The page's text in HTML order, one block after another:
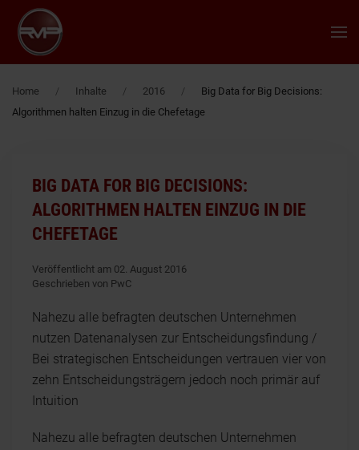
Zum Hauptinhalt springen
Home Inhalte 2016
Big Data for Big Decisions:
Algorithmen halten Einzug in die Chefetage
BIG DATA FOR BIG DECISIONS:
ALGORITHMEN HALTEN EINZUG IN DIE
CHEFETAGE
Veröffentlicht am 02. August 2016
Geschrieben von PwC
Nahezu alle befragten deutschen Unternehmen
nutzen Datenanalysen zur Entscheidungsfindung /
Bei strategischen Entscheidungen vertrauen vier von
zehn Entscheidungsträgern jedoch noch primär auf
Intuition
Nahezu alle befragten deutschen Unternehmen